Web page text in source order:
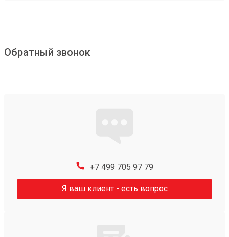
Обратный звонок
+7 499 705 97 79
Я ваш клиент - есть вопрос